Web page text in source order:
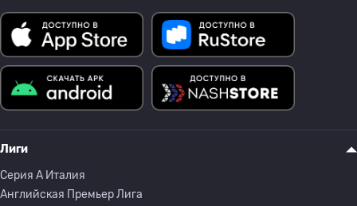
Лиги
Серия A Италия
Английская Премьер Лига